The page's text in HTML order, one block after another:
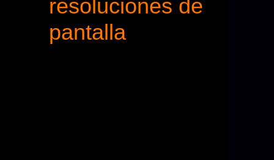
resoluciones de
pantalla